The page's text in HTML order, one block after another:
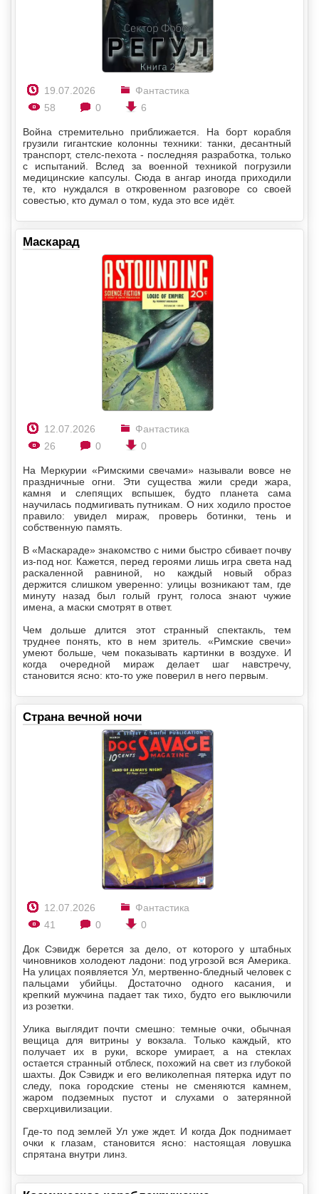
19.07.2026
Фантастика
58
0 6
Война стремительно приближается. На борт корабля
грузили гигантские колонны техники: танки, десантный
транспорт, стелс-пехота - последняя разработка, только
с испытаний. Вслед за военной техникой погрузили
медицинские капсулы. Сюда в ангар иногда приходили
те, кто нуждался в откровенном разговоре со своей
совестью, кто думал о том, куда это все идёт.
Маскарад
12.07.2026
Фантастика
26
0 0
На Меркурии «Римскими свечами» называли вовсе не
праздничные огни. Эти существа жили среди жара,
камня и слепящих вспышек, будто планета сама
научилась подмигивать путникам. О них ходило простое
правило: увидел мираж, проверь ботинки, тень и
собственную память.
В «Маскараде» знакомство с ними быстро сбивает почву
из-под ног. Кажется, перед героями лишь игра света над
раскаленной равниной, но каждый новый образ
держится слишком уверенно: улицы возникают там, где
минуту назад был голый грунт, голоса знают чужие
имена, а маски смотрят в ответ.
Чем дольше длится этот странный спектакль, тем
труднее понять, кто в нем зритель. «Римские свечи»
умеют больше, чем показывать картинки в воздухе. И
когда очередной мираж делает шаг навстречу,
становится ясно: кто-то уже поверил в него первым.
Страна вечной ночи
12.07.2026
Фантастика
41
0 0
Док Сэвидж берется за дело, от которого у штабных
чиновников холодеют ладони: под угрозой вся Америка.
На улицах появляется Ул, мертвенно-бледный человек с
пальцами убийцы. Достаточно одного касания, и
крепкий мужчина падает так тихо, будто его выключили
из розетки.
Улика выглядит почти смешно: темные очки, обычная
вещица для витрины у вокзала. Только каждый, кто
получает их в руки, вскоре умирает, а на стеклах
остается странный отблеск, похожий на свет из глубокой
шахты. Док Сэвидж и его великолепная пятерка идут по
следу, пока городские стены не сменяются камнем,
жаром подземных пустот и слухами о затерянной
сверхцивилизации.
Где-то под землей Ул уже ждет. И когда Док поднимает
очки к глазам, становится ясно: настоящая ловушка
спрятана внутри линз.